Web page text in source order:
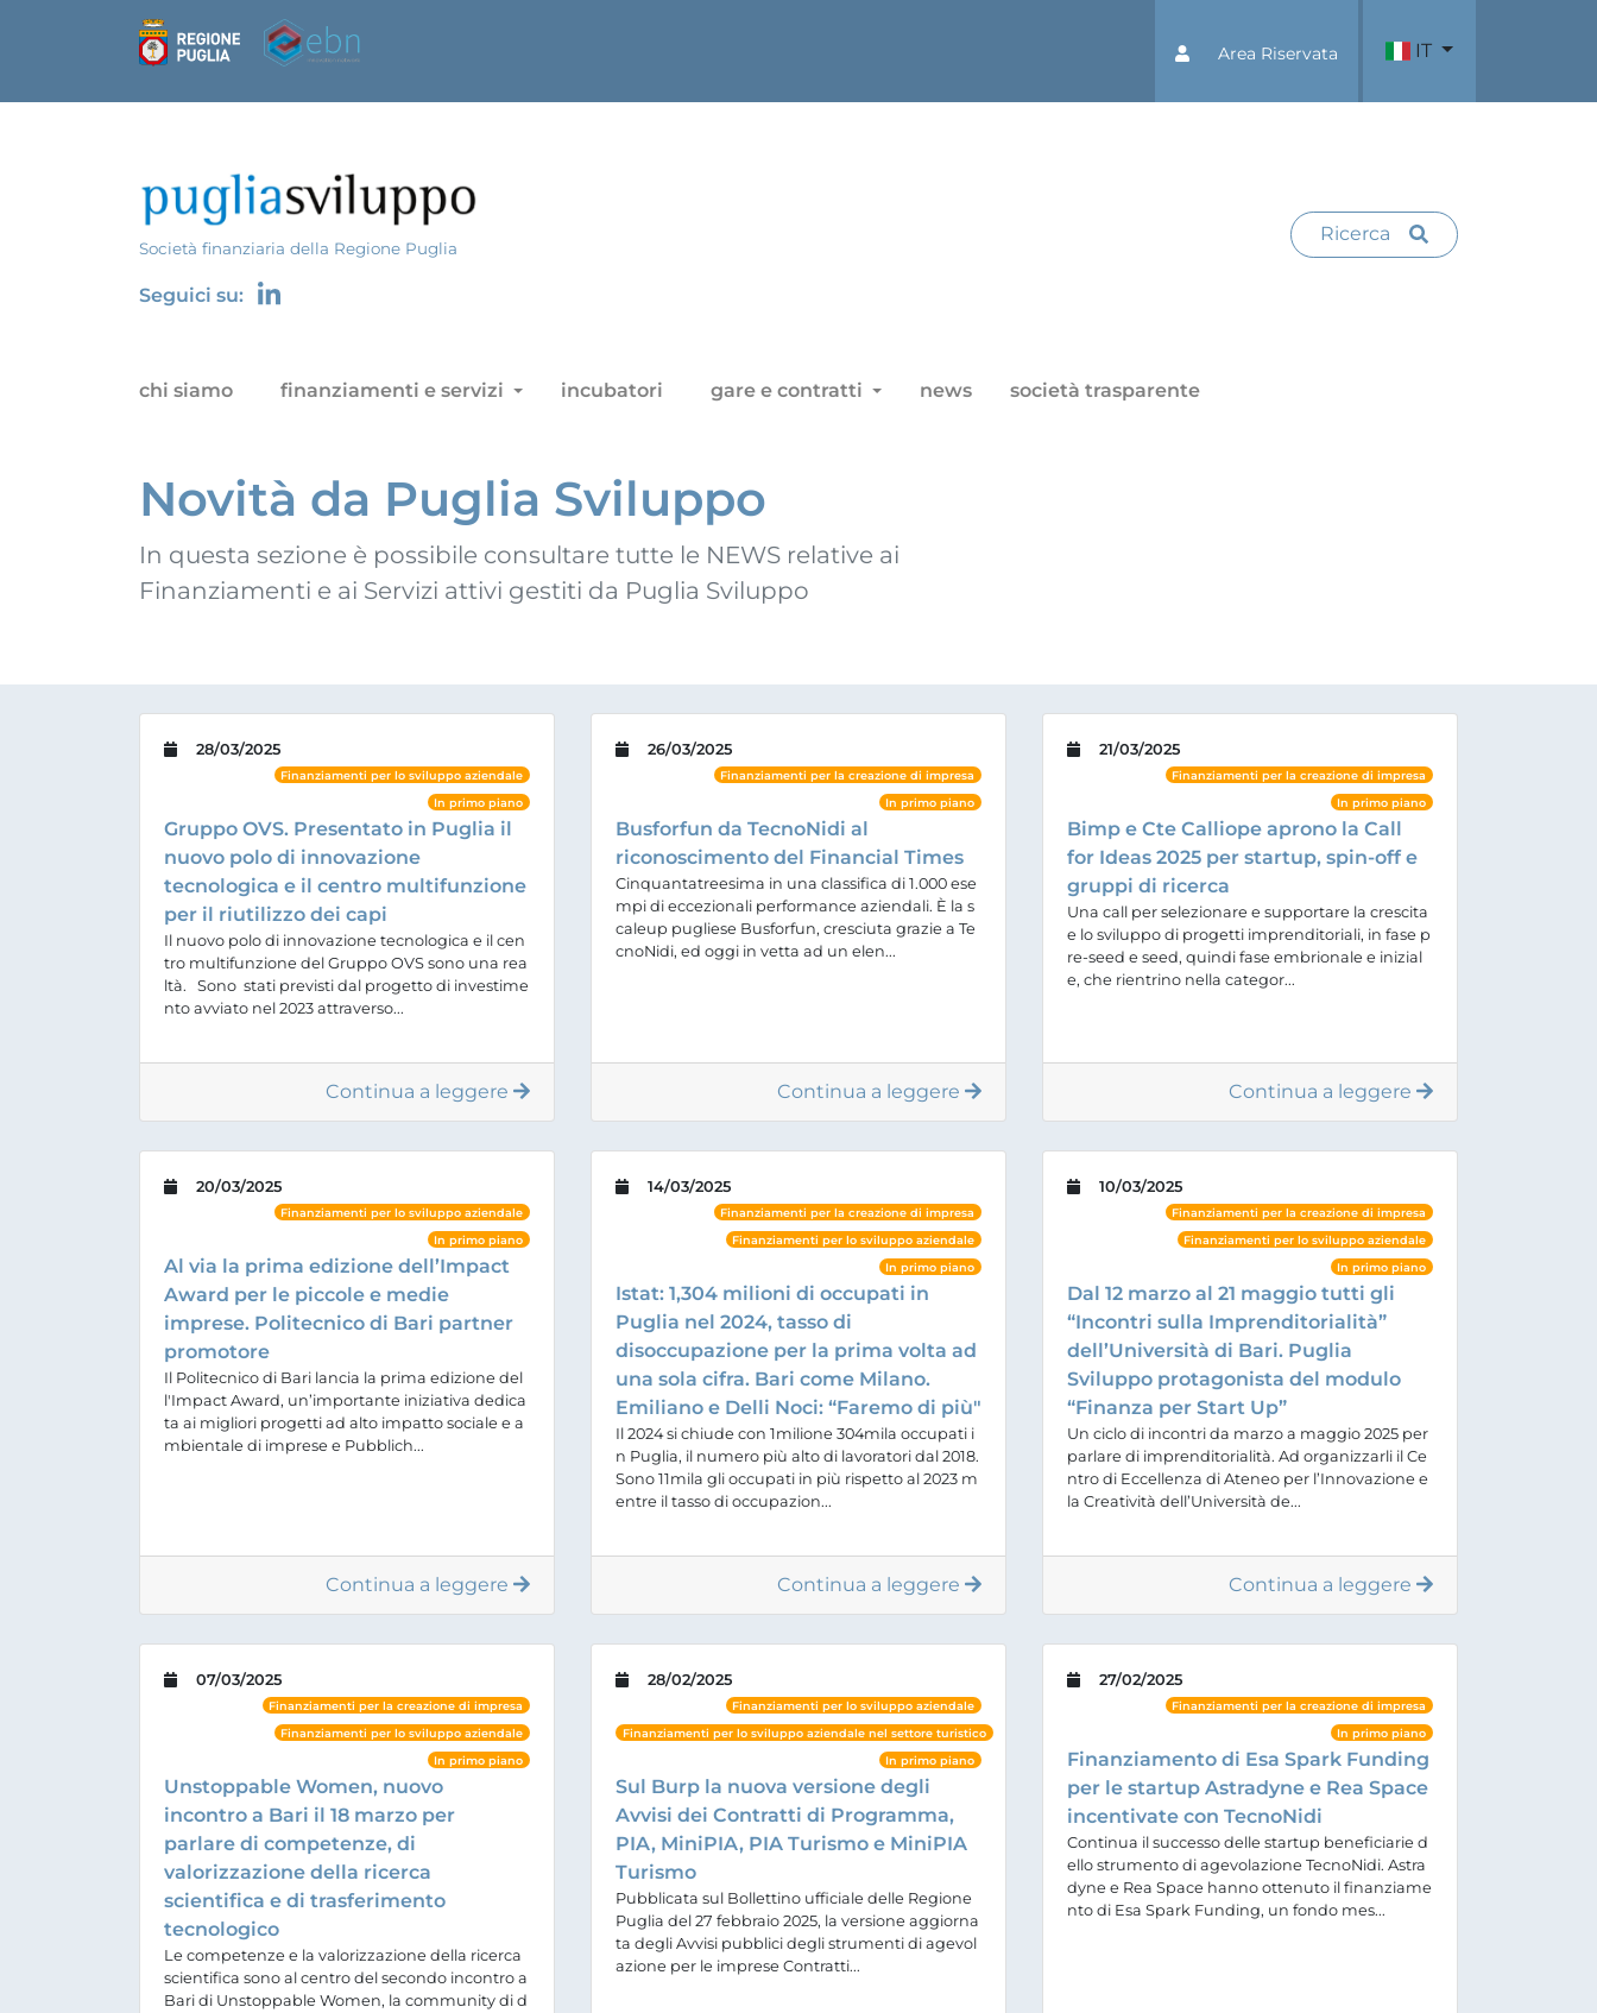
Area Riservata IT
Società finanziaria della Regione Puglia
Seguici su:
Ricerca
chi siamo finanziamenti e servizi incubatori gare e contratti news società trasparente
Novità da Puglia Sviluppo
In questa sezione è possibile consultare tutte le NEWS relative ai
Finanziamenti e ai Servizi attivi gestiti da Puglia Sviluppo
28/03/2025
Finanziamenti per lo sviluppo aziendale
In primo piano
Gruppo OVS. Presentato in Puglia il
nuovo polo di innovazione
tecnologica e il centro multifunzione
per il riutilizzo dei capi
Il nuovo polo di innovazione tecnologica e il cen
tro multifunzione del Gruppo OVS sono una rea
ltà. Sono stati previsti dal progetto di investime
nto avviato nel 2023 attraverso...
Continua a leggere
26/03/2025
Finanziamenti per la creazione di impresa
In primo piano
Busforfun da TecnoNidi al
riconoscimento del Financial Times
Cinquantatreesima in una classifica di 1.000 ese
mpi di eccezionali performance aziendali. È la s
caleup pugliese Busforfun, cresciuta grazie a Te
cnoNidi, ed oggi in vetta ad un elen...
Continua a leggere
21/03/2025
Finanziamenti per la creazione di impresa
In primo piano
Bimp e Cte Calliope aprono la Call
for Ideas 2025 per startup, spin-off e
gruppi di ricerca
Una call per selezionare e supportare la crescita
e lo sviluppo di progetti imprenditoriali, in fase p
re-seed e seed, quindi fase embrionale e inizial
e, che rientrino nella categor...
Continua a leggere
20/03/2025
Finanziamenti per lo sviluppo aziendale
In primo piano
Al via la prima edizione dell’Impact
Award per le piccole e medie
imprese. Politecnico di Bari partner
promotore
Il Politecnico di Bari lancia la prima edizione del
l'Impact Award, un’importante iniziativa dedica
ta ai migliori progetti ad alto impatto sociale e a
mbientale di imprese e Pubblich...
Continua a leggere
14/03/2025
Finanziamenti per la creazione di impresa
Finanziamenti per lo sviluppo aziendale
In primo piano
Istat: 1,304 milioni di occupati in
Puglia nel 2024, tasso di
disoccupazione per la prima volta ad
una sola cifra. Bari come Milano.
Emiliano e Delli Noci: “Faremo di più"
Il 2024 si chiude con 1milione 304mila occupati i
n Puglia, il numero più alto di lavoratori dal 2018.
Sono 11mila gli occupati in più rispetto al 2023 m
entre il tasso di occupazion...
Continua a leggere
10/03/2025
Finanziamenti per la creazione di impresa
Finanziamenti per lo sviluppo aziendale
In primo piano
Dal 12 marzo al 21 maggio tutti gli
“Incontri sulla Imprenditorialità”
dell’Università di Bari. Puglia
Sviluppo protagonista del modulo
“Finanza per Start Up”
Un ciclo di incontri da marzo a maggio 2025 per
parlare di imprenditorialità. Ad organizzarli il Ce
ntro di Eccellenza di Ateneo per l’Innovazione e
la Creatività dell’Università de...
Continua a leggere
07/03/2025
Finanziamenti per la creazione di impresa
Finanziamenti per lo sviluppo aziendale
In primo piano
Unstoppable Women, nuovo
incontro a Bari il 18 marzo per
parlare di competenze, di
valorizzazione della ricerca
scientifica e di trasferimento
tecnologico
Le competenze e la valorizzazione della ricerca
scientifica sono al centro del secondo incontro a
Bari di Unstoppable Women, la community di d
28/02/2025
Finanziamenti per lo sviluppo aziendale
Finanziamenti per lo sviluppo aziendale nel settore turistico
In primo piano
Sul Burp la nuova versione degli
Avvisi dei Contratti di Programma,
PIA, MiniPIA, PIA Turismo e MiniPIA
Turismo
Pubblicata sul Bollettino ufficiale delle Regione
Puglia del 27 febbraio 2025, la versione aggiorna
ta degli Avvisi pubblici degli strumenti di agevol
azione per le imprese Contratti...
27/02/2025
Finanziamenti per la creazione di impresa
In primo piano
Finanziamento di Esa Spark Funding
per le startup Astradyne e Rea Space
incentivate con TecnoNidi
Continua il successo delle startup beneficiarie d
ello strumento di agevolazione TecnoNidi. Astra
dyne e Rea Space hanno ottenuto il finanziame
nto di Esa Spark Funding, un fondo mes...